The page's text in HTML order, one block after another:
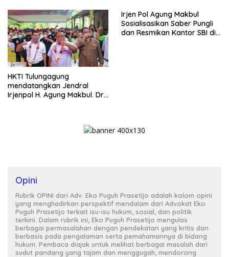
H.Agung Makbul Dr.Drs.Sh.Mh. (Garut, Tasik,
Ciamis, Banjar, Pangandaran, Sumedang)
HKTI Tulungagung
mendatangkan Jendral
Irjenpol H. Agung Makbul. Dr.
Irjen Pol Agung Makbul
Sosialisasikan Saber Pungli
dan Resmikan Kantor SBI di
Opini
Rubrik OPINI dari Adv. Eko Puguh Prasetijo adalah kolom opini
yang menghadirkan perspektif mendalam dari Advokat Eko
Puguh Prasetijo terkait isu-isu hukum, sosial, dan politik
terkini. Dalam rubrik ini, Eko Puguh Prasetijo mengulas
berbagai permasalahan dengan pendekatan yang kritis dan
berbasis pada pengalaman serta pemahamannya di bidang
hukum. Pembaca diajak untuk melihat berbagai masalah dari
sudut pandang yang tajam dan menggugah, mendorong